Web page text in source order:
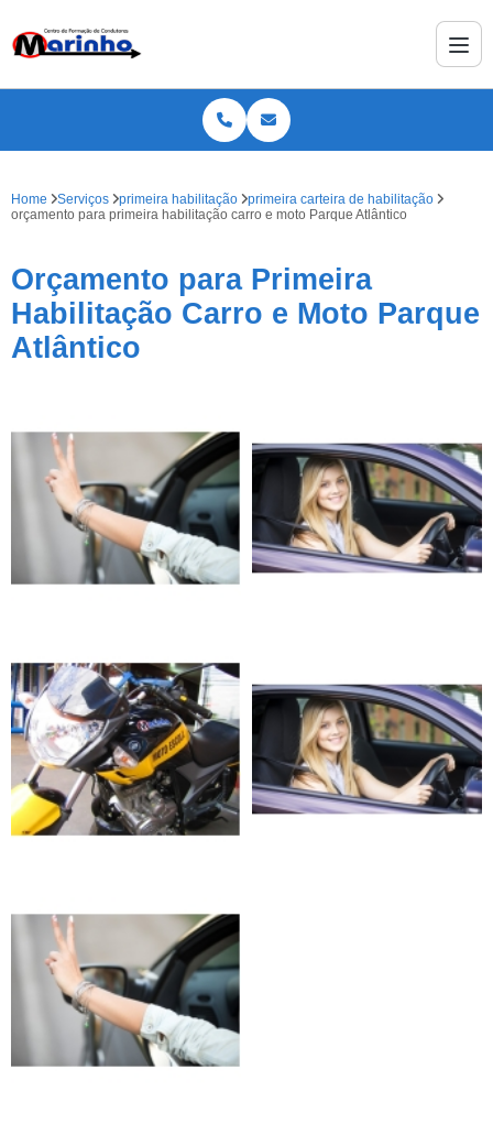
Home Serviços primeira habilitação
primeira carteira de habilitação
orçamento para primeira habilitação carro e moto Parque Atlântico
Orçamento para Primeira
Habilitação Carro e Moto Parque
Atlântico